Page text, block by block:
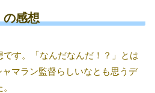
の感想
す。「なんだなんだ！？」とは
マラン監督らしいなとも思うデ